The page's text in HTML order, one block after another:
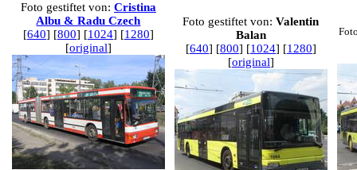
Foto gestiftet von: Cristina
Albu & Radu Czech
[640] [800] [1024] [1280]
[original]
Foto gestiftet von:Valentin
Balan
[640] [800] [1024] [1280]
[original]